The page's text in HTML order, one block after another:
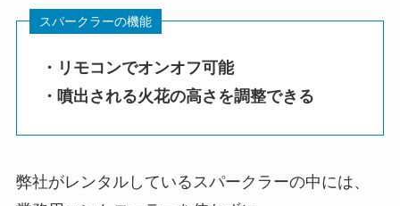
・リモコンでオンオフ可能
・噴出される火花の高さを調整できる
弊社がレンタルしているスパークラーの中には、